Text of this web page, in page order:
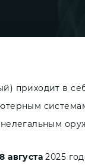
приходит в
августа 2025